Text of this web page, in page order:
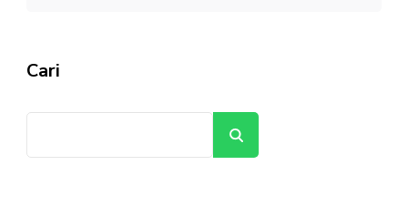
Cari